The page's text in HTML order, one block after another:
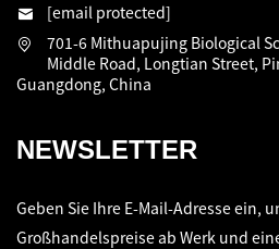
[email protected]
701-6 Mithuapujing Biological
Middle Road, Longtian Street,
Guangdong, China
NEWSLETTER
Geben Sie Ihre E-Mail-Adresse ein,
Großhandelspreise ab Werk und